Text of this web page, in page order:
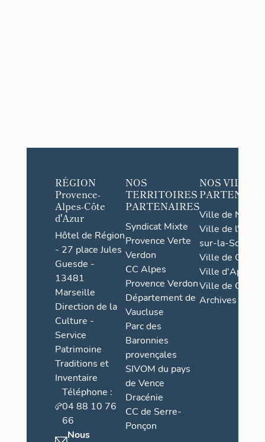
RÉGION
Provence-
Alpes-Côte
d'Azur
Hôtel de Région
- 27 place Jules
Guesde -
13481
Marseille
Direction de la
Culture -
Service
Patrimoine
Traditions et
Inventaire
Téléphone :
04 88 10 76
66
Nous
NOS
TERRITOIRES
PARTENAIRES
Syndicat Mixte
Provence Verte
Verdon
CC Alpes
Provence Verdon
Département de
Vaucluse
Parc des
Baronnies
provençales
SIVOM du pays
de Vence
Dracénie
CC de Serre-
Ponçon
NOS VILLES
Ville de Nice
Ville de l'Isle-
sur-la-Sorgue
Ville de Grasse
Ville d'Apt
Ville de
Archives